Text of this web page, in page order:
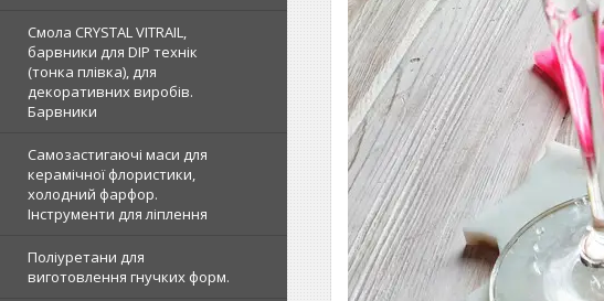
Смола CRYSTAL VITRAIL,
барвники для DIP технік
(тонка плівка), для
декоративних виробів.
Барвники
Самозастигаючі маси для
керамічної флористики,
холодний фарфор.
Інструменти для ліплення
Поліуретани для
виготовлення гнучких форм.